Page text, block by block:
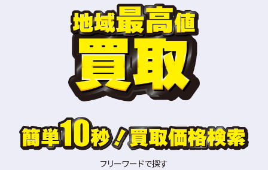
フリーワードで探す